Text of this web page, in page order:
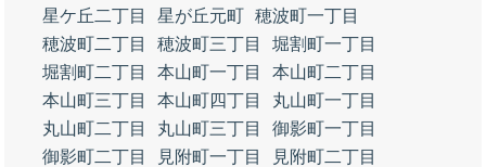
星ケ丘二丁目
星が丘元町 穂波町一丁目
穂波町二丁目
穂波町三丁目
堀割町一丁目
堀割町二丁目
本山町一丁目
本山町二丁目
本山町三丁目
本山町四丁目
丸山町一丁目
丸山町二丁目
丸山町三丁目
御影町一丁目
御影町二丁目
見附町一丁目
見附町二丁目